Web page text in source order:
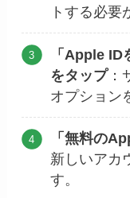
トする必要
「Apple ID
をタップ：
オプション
「無料の
新しいアカ
す。